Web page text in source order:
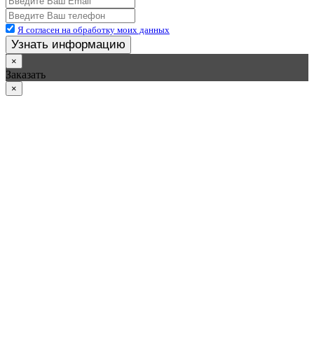
Я согласен на обработку моих данных
Узнать информацию
×
Заказать
×